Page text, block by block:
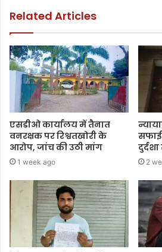
Related Articles
एसडीओ कार्यालय में तैनात
वनरक्षक पर रिश्वतखोरी के
आरोप, जांच की उठी मांग
1 week ago
सफाई
2